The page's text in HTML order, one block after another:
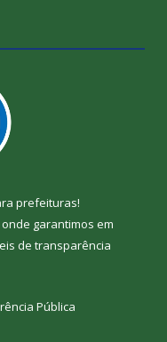
prefeituras!
garantimos em
de transparência
Pública